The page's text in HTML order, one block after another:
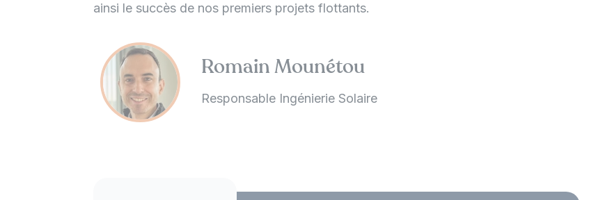
ainsi le succès de nos premiers projets flottants.
Romain Mounétou
Responsable Ingénierie Solaire